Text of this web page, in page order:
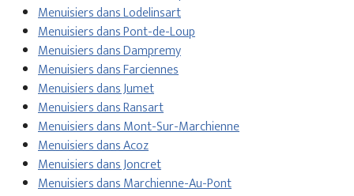
Menuisiers dans Lodelinsart
Menuisiers dans Pont-de-Loup
Menuisiers dans Dampremy
Menuisiers dans Farciennes
Menuisiers dans Jumet
Menuisiers dans Ransart
Menuisiers dans Mont-Sur-Marchienne
Menuisiers dans Acoz
Menuisiers dans Joncret
Menuisiers dans Marchienne-Au-Pont